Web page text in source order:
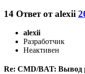
14 Ответ отalexii
alexii
Разработчик
Неактивен
Re: CMD/BAT: Вывод